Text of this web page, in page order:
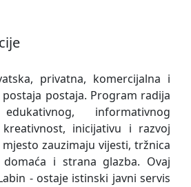
privatna, komercijalna i
postaja. Program radija
informativnog
inicijativu i razvoj
zauzimaju vijesti, tržnica
i strana glazba. Ovaj
- ostaje istinski javni servis